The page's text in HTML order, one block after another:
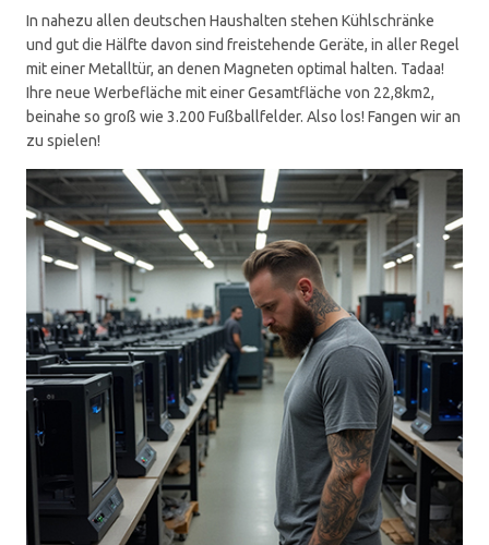
In nahezu allen deutschen Haushalten stehen Kühlschränke
und gut die Hälfte davon sind freistehende Geräte, in aller Regel
mit einer Metalltür, an denen Magneten optimal halten. Tadaa!
Ihre neue Werbefläche mit einer Gesamtfläche von 22,8km2,
beinahe so groß wie 3.200 Fußballfelder. Also los! Fangen wir an
zu spielen!